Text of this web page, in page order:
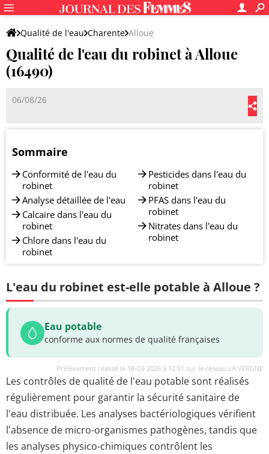
Qualité de l'eau Charente Alloue
Qualité de l'eau du robinet à Alloue
(16490)
06/08/26
Sommaire
Conformité de l'eau du
robinet
Analyse détaillée de l'eau
Calcaire dans l'eau du
robinet
Chlore dans l'eau du
robinet
Pesticides dans l'eau du
robinet
PFAS dans l'eau du
robinet
Nitrates dans l'eau du
robinet
L'eau du robinet est-elle potable à Alloue ?
Eau potable
conforme aux normes de qualité françaises
Prélèvement réalisé le 18-03-2026 à 12:51 sur le réseau LA VERGNE
Les contrôles de qualité de l'eau potable sont réalisés
régulièrement pour garantir la sécurité sanitaire de
l'eau distribuée. Les analyses bactériologiques vérifient
l'absence de micro-organismes pathogènes, tandis que
les analyses physico-chimiques contrôlent les